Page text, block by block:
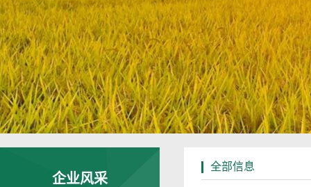
企业风采
全部信息